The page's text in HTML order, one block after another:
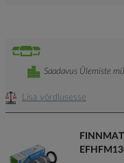
Lisa võrdlusesse
Saadavus Ülemiste